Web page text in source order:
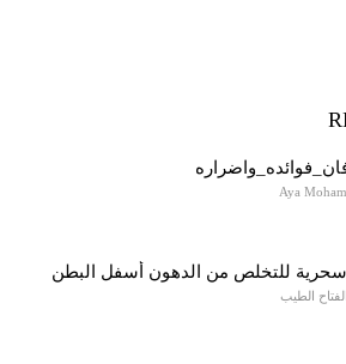
للتخلص من الدهون أسفل البطن
الطيب